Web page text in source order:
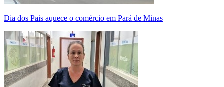
Dia dos Pais aquece o comércio em Pará de Minas